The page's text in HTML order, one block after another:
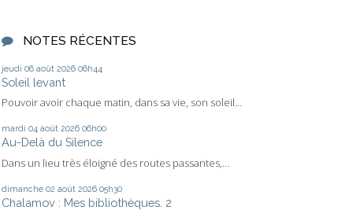
NOTES RÉCENTES
jeudi 06 août 2026 06h44
Soleil levant
Pouvoir avoir chaque matin, dans sa vie, son soleil...
mardi 04 août 2026 06h00
Au-Delà du Silence
Dans un lieu très éloigné des routes passantes,...
dimanche 02 août 2026 05h30
Chalamov : Mes bibliothèques. 2